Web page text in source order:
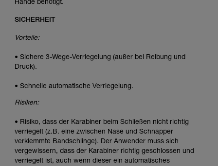
Hände benötigt.
SICHERHEIT
Vorteile:
• Sichere 3-Wege-Verriegelung (außer bei Reibung und
Druck).
• Schnelle automatische Verriegelung.
Risiken:
• Risiko, dass der Karabiner beim Schließen nicht richtig
verriegelt (z.B. eine zwischen Nase und Schnapper
verklemmte Bandschlinge). Der Anwender muss sich
vergewissern, dass der Karabiner richtig geschlossen und
verriegelt ist, auch wenn dieser ein automatisches